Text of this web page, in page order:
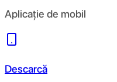
Aplicație de mobil
Descarcă